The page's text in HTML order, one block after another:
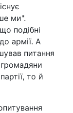
ми".
подібні
армії. А
питання
то й